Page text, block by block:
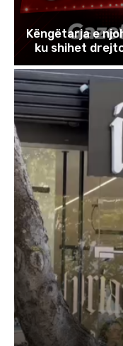
Këngëtarja e
ku shihet